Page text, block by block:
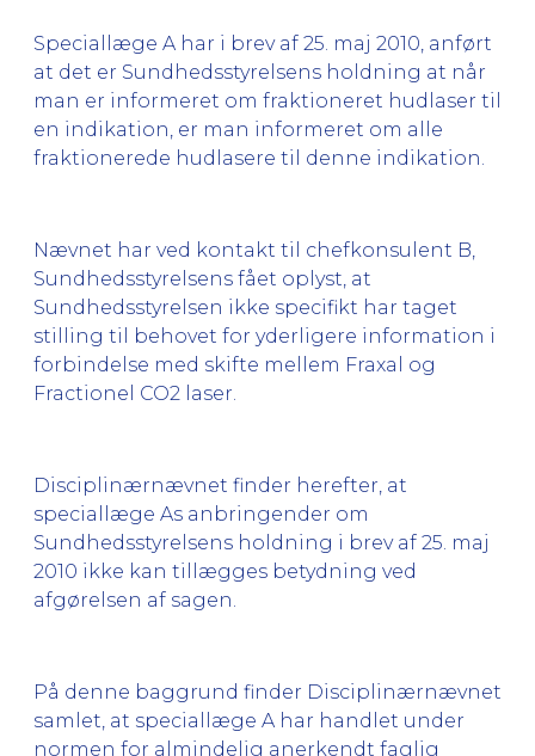
Speciallæge A har i brev af 25. maj 2010, anført
at det er Sundhedsstyrelsens holdning at når
man er informeret om fraktioneret hudlaser til
en indikation, er man informeret om alle
fraktionerede hudlasere til denne indikation.
Nævnet har ved kontakt til chefkonsulent B,
Sundhedsstyrelsens fået oplyst, at
Sundhedsstyrelsen ikke specifikt har taget
stilling til behovet for yderligere information i
forbindelse med skifte mellem Fraxal og
Fractionel CO2 laser.
Disciplinærnævnet finder herefter, at
speciallæge As anbringender om
Sundhedsstyrelsens holdning i brev af 25. maj
2010 ikke kan tillægges betydning ved
afgørelsen af sagen.
På denne baggrund finder Disciplinærnævnet
samlet, at speciallæge A har handlet under
normen for almindelig anerkendt faglig